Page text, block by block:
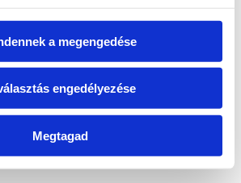
a megengedése
engedélyezése
Megtagad